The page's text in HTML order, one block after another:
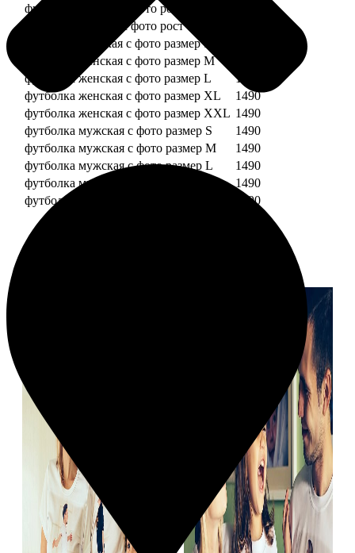
футболка детская с фото рост 128 см
футболка детская с фото рост 134 см
футболка женская с фото размер S
футболка женская с фото размер M
футболка женская с фото размер L
1490
футболка женская с фото размер XL
1490
футболка женская с фото размер XXL 1490
футболка мужская с фото размер S
1490
футболка мужская с фото размер M
1490
футболка мужская с фото размер L
1490
футболка мужская с фото размер XL
1490
футболка мужская с фото размер XXL
1490